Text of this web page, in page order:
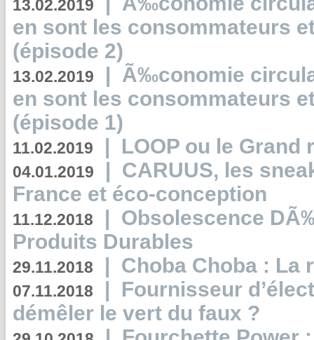
13.02.2019
en sont les consommateurs
(épisode 2)
13.02.2019 | Ã‰conomie
en sont les consommateurs
(épisode 1)
11.02.2019 | LOOP ou le Grand
04.01.2019 | CARUUS, les
France et éco-conception
11.12.2018 | Obsolescence
Produits Durables
29.11.2018 | Choba Choba : La
07.11.2018 | Fournisseur
démêler le vert du faux ?